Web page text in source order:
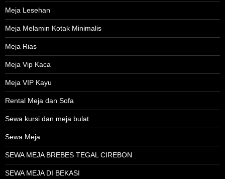
Meja Lesehan
Meja Melamin Kotak Minimalis
Meja Rias
Meja Vip Kaca
Meja VIP Kayu
Rental Meja dan Sofa
Sewa kursi dan meja bulat
Sewa Meja
SEWA MEJA BREBES TEGAL CIREBON
SEWA MEJA DI BEKASI